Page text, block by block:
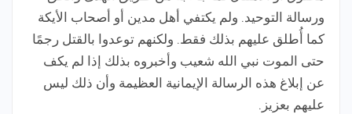
ورسالة التوحيد. ولم يكتفي أهل مدين أو أصحاب الأيكة
كما أُطلق عليهم بذلك فقط. ولكنهم توعدوا بالقتل رجمًا
حتى الموت نبي الله شعيب وأخبروه بذلك إذا لم يكف
عن إبلاغ هذه الرسالة الإيمانية العظيمة وأن ذلك ليس
عليهم بعزيز.